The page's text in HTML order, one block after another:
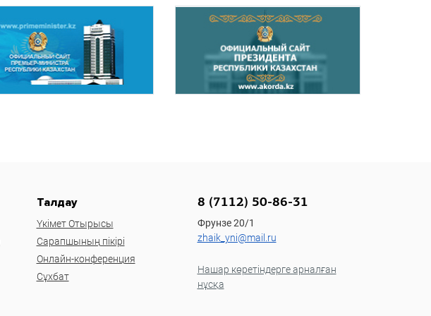
Талдау
Үкімет Отырысы
Сарапшының пікірі
Онлайн-конференция
Сұхбат
8 (7112) 50-86-31
Фрунзе 20/1
zhaik_yni@mail.ru
Нашар көретіндерге арналған
нұсқа